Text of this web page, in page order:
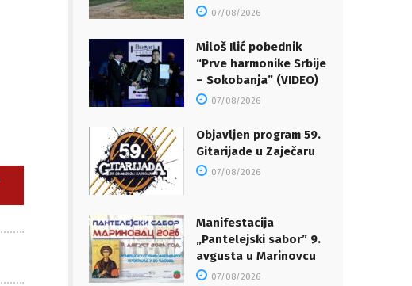
07/08/2026
Miloš Ilić pobednik
“Prve harmonike Srbije
– Sokobanja” (VIDEO)
07/08/2026
Objavljen program 59.
Gitarijade u Zaječaru
07/08/2026
Manifestacija
„Pantelejski sabor” 9.
avgusta u Marinovcu
07/08/2026